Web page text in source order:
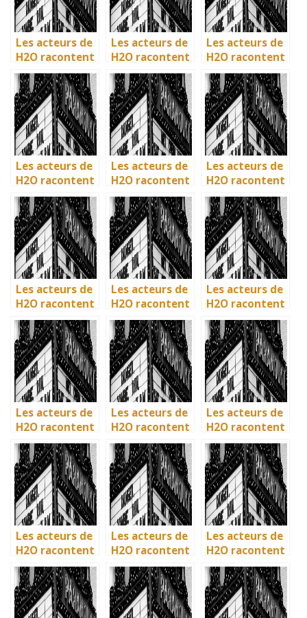
Les acteurs de
H2O racontent
: comment l’île
de Mako a pris
vie en
Australie
Les acteurs de
H2O racontent
: comment l’île
de Mako a pris
vie en
Australie
Les acteurs de
H2O racontent
: comment l’île
de Mako a pris
vie en
Australie
Les acteurs de
H2O racontent
: comment l’île
de Mako a pris
vie en
Australie
Les acteurs de
H2O racontent
: comment l’île
de Mako a pris
vie en
Australie
Les acteurs de
H2O racontent
: comment l’île
de Mako a pris
vie en
Australie
Les acteurs de
H2O racontent
: comment l’île
de Mako a pris
vie en
Australie
Les acteurs de
H2O racontent
: comment l’île
de Mako a pris
vie en
Australie
Les acteurs de
H2O racontent
: comment l’île
de Mako a pris
vie en
Australie
Les acteurs de
H2O racontent
: comment l’île
de Mako a pris
vie en
Australie
Les acteurs de
H2O racontent
: comment l’île
de Mako a pris
vie en
Australie
Les acteurs de
H2O racontent
: comment l’île
de Mako a pris
vie en
Australie
Les acteurs de
H2O racontent
: comment l’île
de Mako a pris
vie en
Australie
Les acteurs de
H2O racontent
: comment l’île
de Mako a pris
vie en
Australie
Les acteurs de
H2O racontent
: comment l’île
de Mako a pris
vie en
Australie